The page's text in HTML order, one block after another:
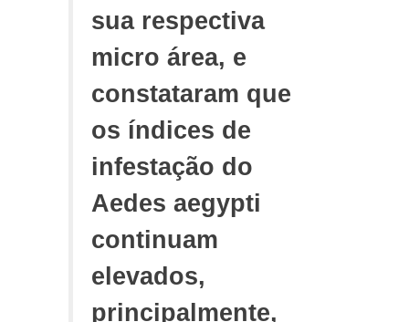
sua respectiva
micro área, e
constataram que
os índices de
infestação do
Aedes aegypti
continuam
elevados,
principalmente,